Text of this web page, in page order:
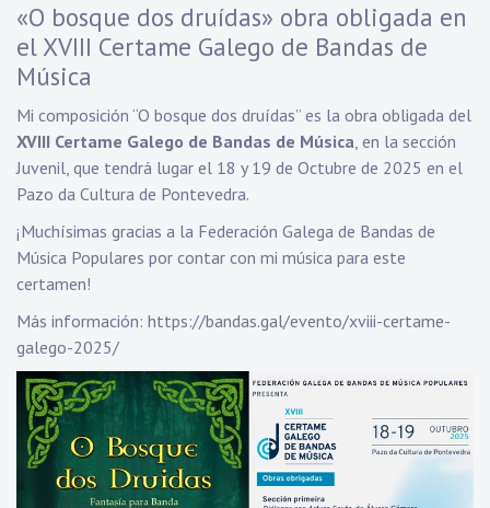
«O bosque dos druídas» obra obligada en
el XVIII Certame Galego de Bandas de
Música
Mi composición “O bosque dos druídas” es la obra obligada del
XVIII Certame Galego de Bandas de Música, en la sección
Juvenil, que tendrá lugar el 18 y 19 de Octubre de 2025 en el
Pazo da Cultura de Pontevedra.
¡Muchísimas gracias a la Federación Galega de Bandas de
Música Populares por contar con mi música para este
certamen!
Más información: https://bandas.gal/evento/xviii-certame-
galego-2025/